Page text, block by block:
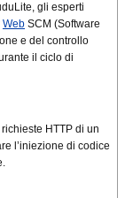
gli esperti
Web SCM (Software
e del controllo
il ciclo di
HTTP di un
l’iniezione di codice